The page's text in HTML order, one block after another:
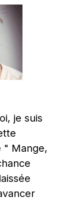
je suis
" Mange,